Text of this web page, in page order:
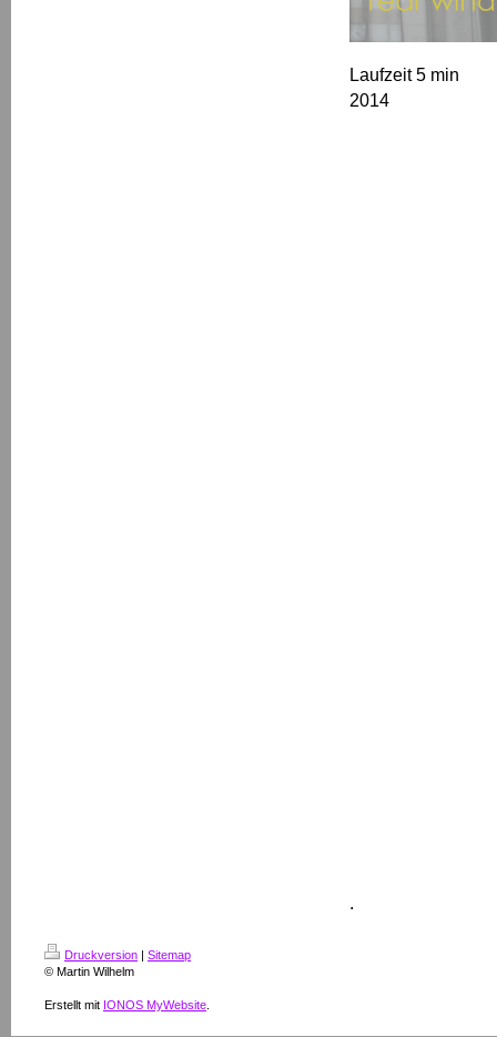
Laufzeit 5 min
2014
.
Druckversion | Sitemap
© Martin Wilhelm
Erstellt mit IONOS MyWebsite